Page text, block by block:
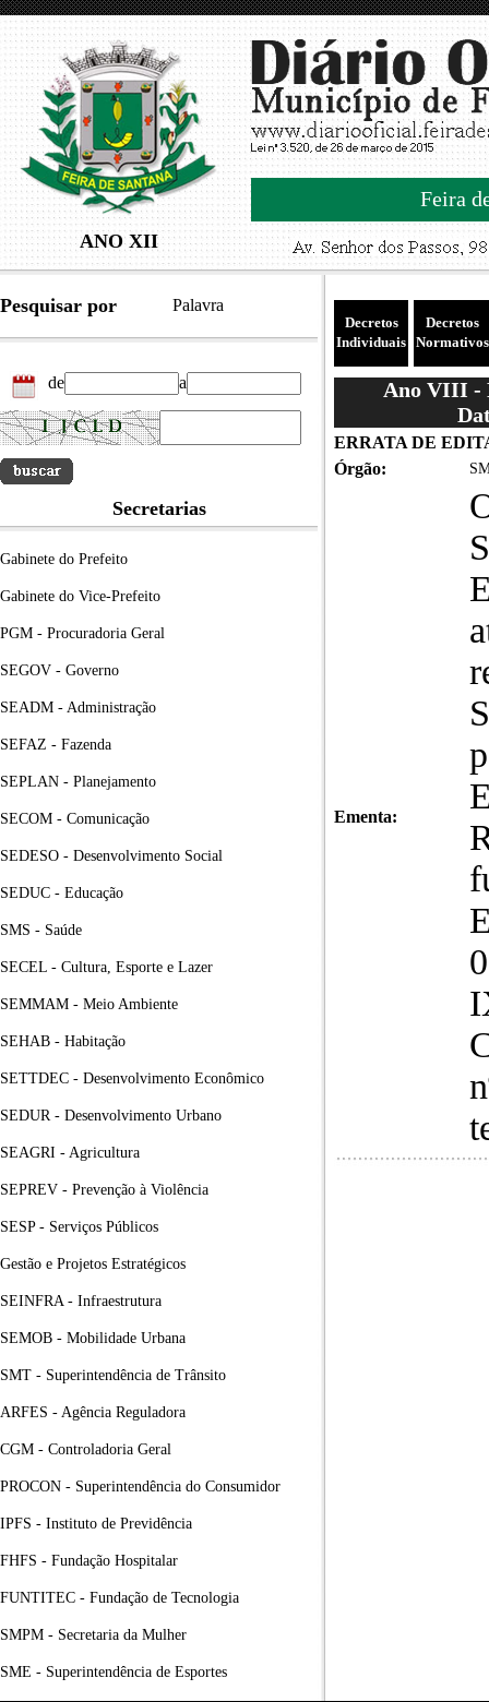
ANO XII
Feira
Pesquisar por Palavra
de a
Secretarias
Gabinete do Prefeito
Gabinete do Vice-Prefeito
PGM - Procuradoria Geral
SEGOV - Governo
SEADM - Administração
SEFAZ - Fazenda
SEPLAN - Planejamento
SECOM - Comunicação
SEDESO - Desenvolvimento Social
SEDUC - Educação
SMS - Saúde
SECEL - Cultura, Esporte e Lazer
SEMMAM - Meio Ambiente
SEHAB - Habitação
SETTDEC - Desenvolvimento Econômico
SEDUR - Desenvolvimento Urbano
SEAGRI - Agricultura
SEPREV - Prevenção à Violência
SESP - Serviços Públicos
Gestão e Projetos Estratégicos
SEINFRA - Infraestrutura
SEMOB - Mobilidade Urbana
SMT - Superintendência de Trânsito
ARFES - Agência Reguladora
CGM - Controladoria Geral
PROCON - Superintendência do Consumidor
IPFS - Instituto de Previdência
FHFS - Fundação Hospitalar
FUNTITEC - Fundação de Tecnologia
SMPM - Secretaria da Mulher
SME - Superintendência de Esportes
Decretos
Individuais
Decretos
Normativos
Ano VIII -
ERRATA DE
Órgão:
Ementa: